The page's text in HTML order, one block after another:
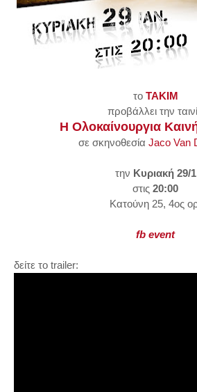
το TAKIM
προβάλλει την
Η Ολοκαίνουργια
σε σκηνοθεσία Jaco Van
την Κυριακή 29/1
στις 20:00
Κατούνη 25, 4ος
fb event
δείτε το trailer: